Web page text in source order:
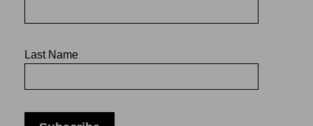
Last Name